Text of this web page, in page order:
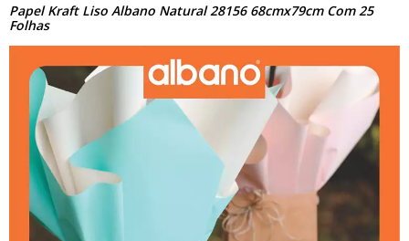
Papel Kraft Liso Albano Natural 28156 68cmx79cm Com 25
Folhas